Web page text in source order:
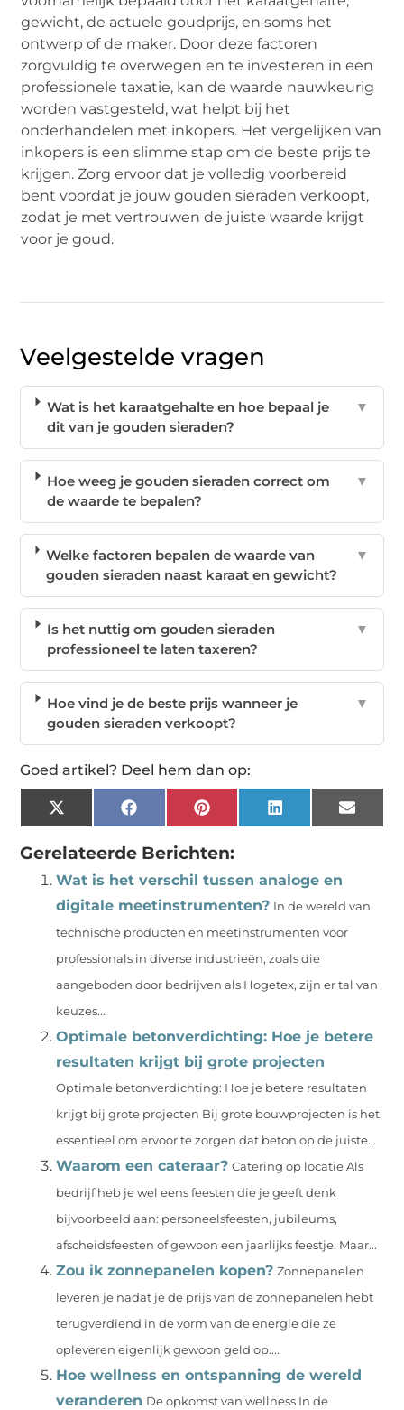
gewicht, de actuele goudprijs, en soms het
ontwerp of de maker. Door deze factoren
zorgvuldig te overwegen en te investeren in een
professionele taxatie, kan de waarde nauwkeurig
worden vastgesteld, wat helpt bij het
onderhandelen met inkopers. Het vergelijken van
inkopers is een slimme stap om de beste prijs te
krijgen. Zorg ervoor dat je volledig voorbereid
bent voordat je jouw gouden sieraden verkoopt,
zodat je met vertrouwen de juiste waarde krijgt
voor je goud.
Veelgestelde vragen
Wat is het karaatgehalte en hoe bepaal je
dit van je gouden sieraden?
▼
Hoe weeg je gouden sieraden correct om
de waarde te bepalen?
▼
Welke factoren bepalen de waarde van
gouden sieraden naast karaat en gewicht?
▼
Is het nuttig om gouden sieraden
professioneel te laten taxeren?
▼
Hoe vind je de beste prijs wanneer je
gouden sieraden verkoopt?
▼
Goed artikel? Deel hem dan op:
X
(Twitter)
FacebookPinterest LinkedIn Email
Gerelateerde Berichten:
Wat is het verschil tussen analoge en
digitale meetinstrumenten? In de wereld van
technische producten en meetinstrumenten voor
professionals in diverse industrieën, zoals die
aangeboden door bedrijven als Hogetex, zijn er tal van
keuzes...
Optimale betonverdichting: Hoe je betere
resultaten krijgt bij grote projecten
Optimale betonverdichting: Hoe je betere resultaten
krijgt bij grote projecten Bij grote bouwprojecten is het
essentieel om ervoor te zorgen dat beton op de juiste...
Waarom een cateraar? Catering op locatie Als
bedrijf heb je wel eens feesten die je geeft denk
bijvoorbeeld aan: personeelsfeesten, jubileums,
afscheidsfeesten of gewoon een jaarlijks feestje. Maar...
Zou ik zonnepanelen kopen? Zonnepanelen
leveren je nadat je de prijs van de zonnepanelen hebt
terugverdiend in de vorm van de energie die ze
opleveren eigenlijk gewoon geld op....
Hoe wellness en ontspanning de wereld
veranderen De opkomst van wellness In de